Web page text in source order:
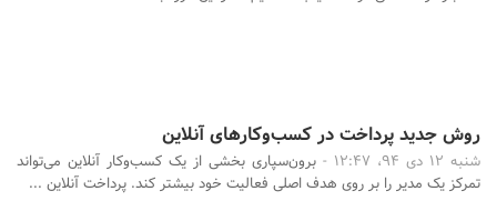
روش جدید پرداخت در کسب‌وکارهای آنلاین
شنبه 12 دی 94، 12:47 -
برون‌سپاری بخشی از یک کسب‌وکار آنلاین می‌تواند
تمرکز یک مدیر را بر روی هدف اصلی فعالیت خود بیشتر کند. پرداخت آنلاین ...